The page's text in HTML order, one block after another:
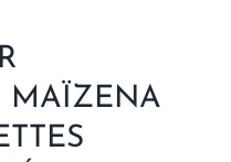
MAÏZENA